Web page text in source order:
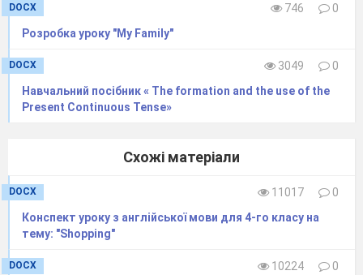
DOCX 746
0
Розробка уроку "My Family"
DOCX 3049
0
Навчальний посібник « The formation and the use of the
Present Continuous Tense»
Схожі матеріали
DOCX 11017
0
Конспект уроку з англійської мови для 4-го класу на
тему: "Shopping"
DOCX 10224
0